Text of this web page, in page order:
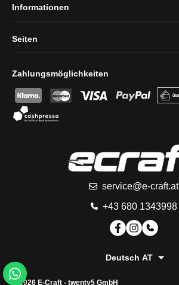
Zahlungsmöglichkeiten
service@e-craft.at
+43 680 1343998
Informationen
Seiten
Deutsch AT
© 2026 E-Craft - twenty5 GmbH